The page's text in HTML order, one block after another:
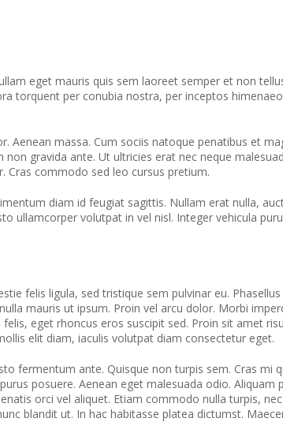
eget mauris quis sem laoreet semper et non
torquent per conubia nostra, per inceptos
massa. Cum sociis natoque penatibus et
gravida ante. Ut ultricies erat nec neque
commodo sed leo cursus pretium.
diam id feugiat sagittis. Nullam erat nulla,
ullamcorper volutpat in vel nisl. Integer vehicula
felis ligula, sed tristique sem pulvinar eu.
mauris ut ipsum. Proin vel arcu dolor. Morbi
eget rhoncus eros suscipit sed. Proin sit amet
elit diam, iaculis volutpat diam consectetur eget.
fermentum ante. Quisque non turpis sem. Cras mi
posuere. Aenean eget malesuada odio. Aliquam
orci vel aliquet. Etiam commodo nulla turpis,
blandit ut. In hac habitasse platea dictumst.